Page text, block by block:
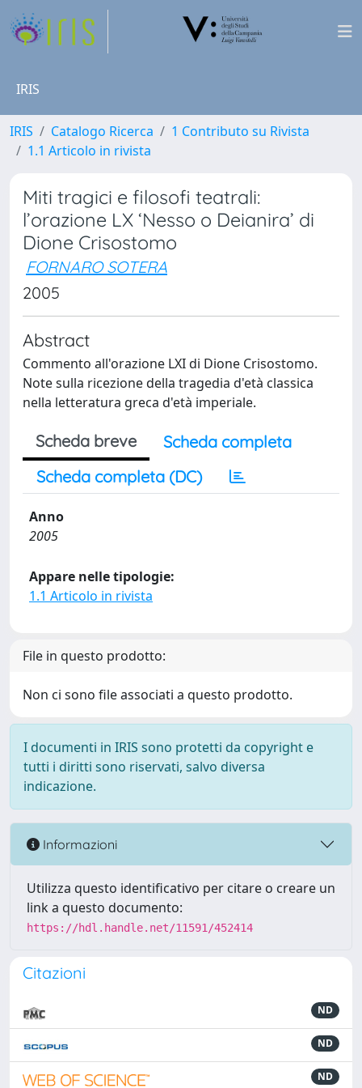
IRIS
IRIS Catalogo Ricerca
1 Contributo su Rivista
1.1 Articolo in rivista
Miti tragici e filosofi teatrali:
l’orazione LX ‘Nesso o Deianira’ di
Dione Crisostomo
FORNARO SOTERA
2005
Abstract
Commento all'orazione LXI di Dione Crisostomo.
Note sulla ricezione della tragedia d'età classica
nella letteratura greca d'età imperiale.
Scheda breve
Scheda completa
Scheda completa (DC)
Anno
2005
Appare nelle tipologie:
1.1 Articolo in rivista
File in questo prodotto:
Non ci sono file associati a questo prodotto.
I documenti in IRIS sono protetti da copyright e
tutti i diritti sono riservati, salvo diversa
indicazione.
Informazioni
Utilizza questo identificativo per citare o creare un
link a questo documento:
https://hdl.handle.net/11591/452414
Citazioni
ND
ND
ND